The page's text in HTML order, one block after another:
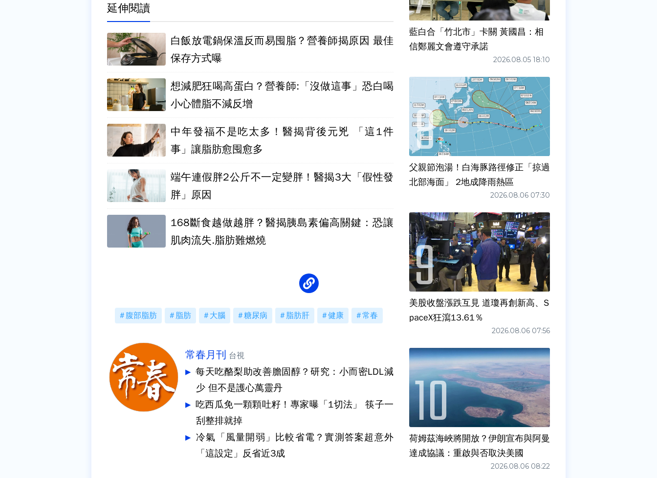
延伸閱讀
白飯放電鍋保溫反而易囤脂？營養師揭原因 最佳
保存方式曝
想減肥狂喝高蛋白？營養師:「沒做這事」恐白喝
小心體脂不減反增
中年發福不是吃太多！醫揭背後元兇 「這1件
事」讓脂肪愈囤愈多
端午連假胖2公斤不一定變胖！醫揭3大「假性發
胖」原因
168斷食越做越胖？醫揭胰島素偏高關鍵：恐讓
肌肉流失.脂肪難燃燒
腹部脂肪 脂肪 大腦 糖尿病 脂肪肝 健康 常春
常春月刊 台視
每天吃酪梨助改善膽固醇？研究：小而密LDL減
少 但不是護心萬靈丹
吃西瓜免一顆顆吐籽！專家曝「1切法」 筷子一
刮整排就掉
冷氣「風量開弱」比較省電？實測答案超意外
「這設定」反省近3成
藍白合「竹北市」卡關 黃國昌：相
信鄭麗文會遵守承諾
2026.08.05 18:10
父親節泡湯！白海豚路徑修正「掠過
北部海面」 2地成降雨熱區
2026.08.06 07:30
美股收盤漲跌互見 道瓊再創新高、S
paceX狂瀉13.61％
2026.08.06 07:56
荷姆茲海峽將開放？伊朗宣布與阿曼
達成協議：重啟與否取決美國
2026.08.06 08:22